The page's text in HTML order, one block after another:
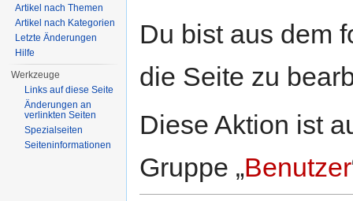
Du bist aus dem
die Seite zu
Diese Aktion ist
Gruppe „Benutzer
Artikel nach Themen
Artikel nach Kategorien
Letzte Änderungen
Hilfe
Werkzeuge
Links auf diese Seite
Änderungen an
verlinkten Seiten
Spezialseiten
Seiten­informationen